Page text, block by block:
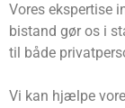
Vores ekspertise
bistand gør os i
til både
Vi kan hjælpe